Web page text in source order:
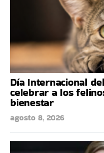
Día Internacional
celebrar a los
bienestar
agosto 8, 2026